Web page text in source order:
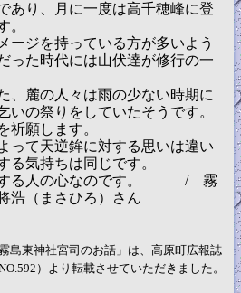
あり、月に一度は高千穂峰に登
。
ージを持っている方が多いよう
った時代には山伏達が修行の一
、麓の人々は雨の少ない時期に
いの祭りをしていたそうです。
祈願します。
って天逆鉾に対する思いは違い
る気持ちは同じです。
する人の心なのです。 / 霧
（まさひろ）さん
島東神社宮司のお話」は、高原町広報誌
）より転載させていただきました。